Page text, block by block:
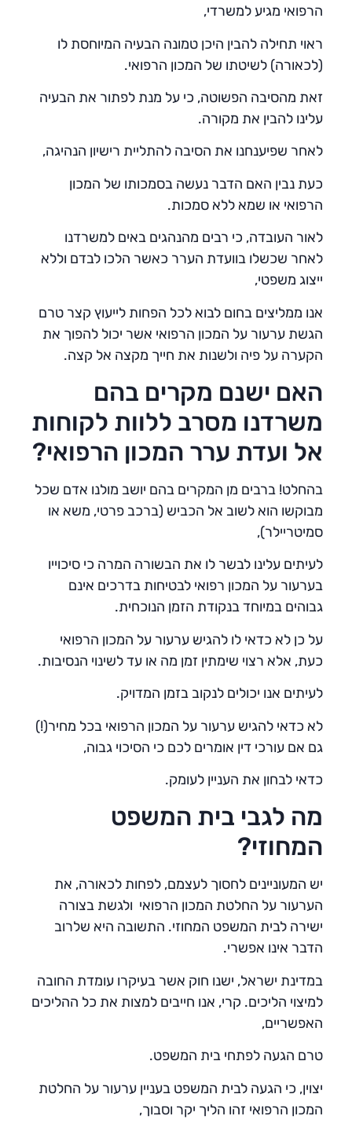
הרפואי מגיע למשרדי,
ראוי תחילה להבין היכן טמונה הבעיה המיוחסת לו
(לכאורה) לשיטתו של המכון הרפואי.
זאת מהסיבה הפשוטה, כי על מנת לפתור את הבעיה
עלינו להבין את מקורה.
לאחר שפיענחנו את הסיבה להתליית רישיון הנהיגה,
כעת נבין האם הדבר נעשה בסמכותו של המכון
הרפואי או שמא ללא סמכות.
לאור העובדה, כי רבים מהנהגים באים למשרדנו
לאחר שכשלו בוועדת הערר כאשר הלכו לבדם וללא
ייצוג משפטי,
אנו ממליצים בחום לבוא לכל הפחות לייעוץ קצר טרם
הגשת ערעור על המכון הרפואי אשר יכול להפוך את
הקערה על פיה ולשנות את חייך מקצה אל קצה.
האם ישנם מקרים בהם
משרדנו מסרב ללוות לקוחות
אל ועדת ערר המכון הרפואי?
בהחלט! ברבים מן המקרים בהם יושב מולנו אדם שכל
מבוקשו הוא לשוב אל הכביש (ברכב פרטי, משא או
סמיטריילר),
לעיתים עלינו לבשר לו את הבשורה המרה כי סיכוייו
בערעור על המכון רפואי לבטיחות בדרכים אינם
גבוהים במיוחד בנקודת הזמן הנוכחית.
על כן לא כדאי לו להגיש ערעור על המכון הרפואי
כעת, אלא רצוי שימתין זמן מה או עד לשינוי הנסיבות.
לעיתים אנו יכולים לנקוב בזמן המדויק.
לא כדאי להגיש ערעור על המכון הרפואי בכל מחיר(!)
גם אם עורכי דין אומרים לכם כי הסיכוי גבוה,
כדאי לבחון את העניין לעומק.
מה לגבי בית המשפט
המחוזי?
יש המעוניינים לחסוך לעצמם, לפחות לכאורה, את
הערעור על החלטת המכון הרפואי ולגשת בצורה
ישירה לבית המשפט המחוזי. התשובה היא שלרוב
הדבר אינו אפשרי.
במדינת ישראל, ישנו חוק אשר בעיקרו עומדת החובה
למיצוי הליכים. קרי, אנו חייבים למצות את כל ההליכים
האפשריים,
טרם הגעה לפתחי בית המשפט.
יצוין, כי הגעה לבית המשפט בעניין ערעור על החלטת
המכון הרפואי זהו הליך יקר וסבוך,